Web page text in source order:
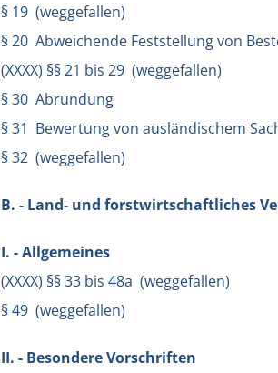
§ 19 (weggefallen)
§ 20 Abweichende Feststellung von
(XXXX) §§ 21 bis 29 (weggefallen)
§ 30 Abrundung
§ 31 Bewertung von ausländischem
§ 32 (weggefallen)
B. - Land- und forstwirtschaftliches
I. - Allgemeines
(XXXX) §§ 33 bis 48a (weggefallen)
§ 49 (weggefallen)
II. - Besondere Vorschriften